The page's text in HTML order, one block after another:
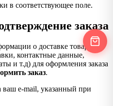
в соответствующее поле.
заказа
о доставке товара
контактные данные,
и т.д) для оформления заказа
заказ.
ваш e-mail, указанный при